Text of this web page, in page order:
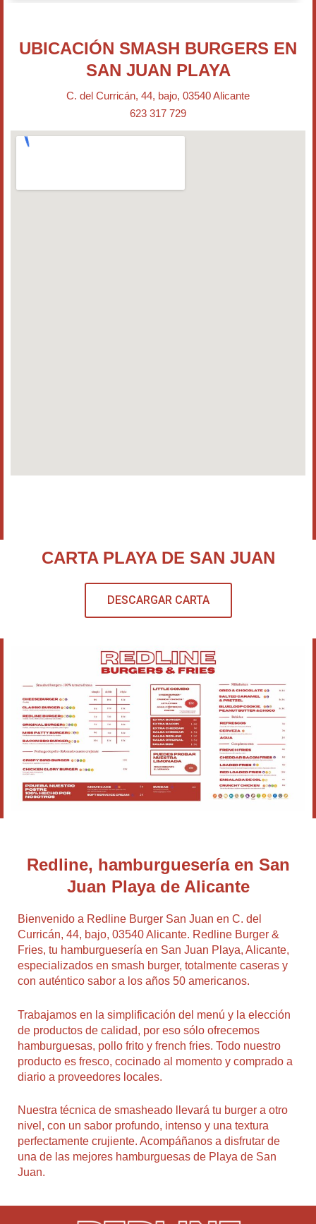
UBICACIÓN SMASH BURGERS EN
SAN JUAN PLAYA
C. del Curricán, 44, bajo, 03540 Alicante
623 317 729
CARTA PLAYA DE SAN JUAN
DESCARGAR CARTA
Redline, hamburguesería en San
Juan Playa de Alicante
Bienvenido a Redline Burger San Juan en C. del
Curricán, 44, bajo, 03540 Alicante. Redline Burger &
Fries, tu hamburguesería en San Juan Playa, Alicante,
especializados en smash burger, totalmente caseras y
con auténtico sabor a los años 50 americanos.
Trabajamos en la simplificación del menú y la elección
de productos de calidad, por eso sólo ofrecemos
hamburguesas, pollo frito y french fries. Todo nuestro
producto es fresco, cocinado al momento y comprado a
diario a proveedores locales.
Nuestra técnica de smasheado llevará tu burger a otro
nivel, con un sabor profundo, intenso y una textura
perfectamente crujiente. Acompáñanos a disfrutar de
una de las mejores hamburguesas de Playa de San
Juan.